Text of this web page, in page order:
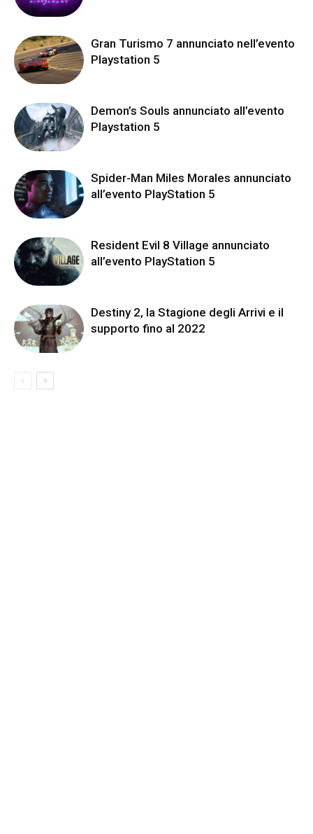
Gran Turismo 7 annunciato nell’evento
Playstation 5
Demon’s Souls annunciato all’evento
Playstation 5
Spider-Man Miles Morales annunciato
all’evento PlayStation 5
Resident Evil 8 Village annunciato
all’evento PlayStation 5
Destiny 2, la Stagione degli Arrivi e il
supporto fino al 2022